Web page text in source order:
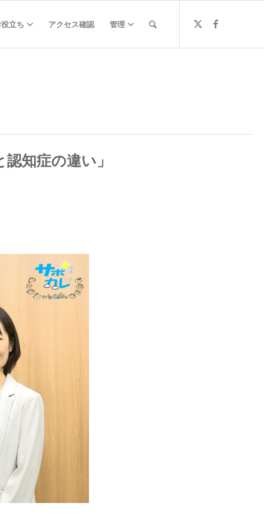
立ち アクセス確認 管理
知症の違い」